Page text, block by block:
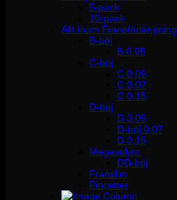
5-pack
10-pack
Allt inom Fransförlängning
B-böj
B 0.05
C-böj
C 0,05
C 0,07
C 0,15
D-böj
D 0,05
D-böj 0,07
D 0,15
Megavolym
DD-böj
Franslim
Pincetter